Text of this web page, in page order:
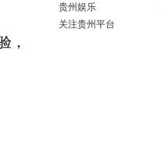
，
贵州娱乐
关注贵州平台